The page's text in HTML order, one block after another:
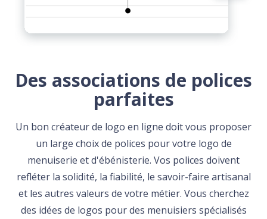
Des associations de polices
parfaites
Un bon créateur de logo en ligne doit vous proposer
un large choix de polices pour votre logo de
menuiserie et d'ébénisterie. Vos polices doivent
refléter la solidité, la fiabilité, le savoir-faire artisanal
et les autres valeurs de votre métier. Vous cherchez
des idées de logos pour des menuisiers spécialisés